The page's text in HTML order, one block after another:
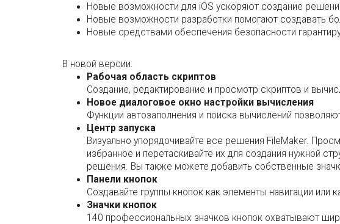
Новые возможности для iOS ускоряют создание
Новые возможности разработки помогают создавать
Новые средствами обеспечения безопасности
В новой версии:
Рабочая область скриптов
Создание, редактирование и просмотр скриптов и
Новое диалоговое окно настройки вычисления
Функции автозаполнения и поиска вычислений
Центр запуска
Визуально упорядочивайте все решения FileMaker.
избранное и перетаскивайте их для создания нужной
решения. Вы также можете добавить собственные
Панели кнопок
Создавайте группы кнопок как элементы навигации или
Значки кнопок
140 профессиональных значков кнопок охватывают